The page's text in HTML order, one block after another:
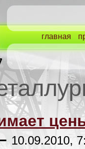
главная
10.09.2010,